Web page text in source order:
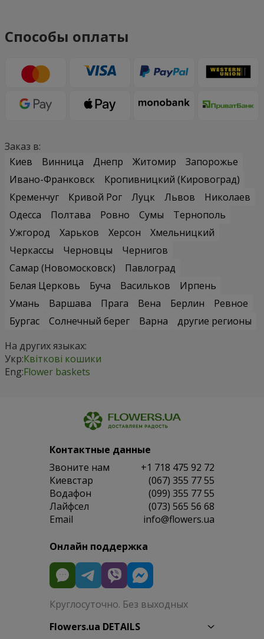
Способы оплаты
Заказ в:
Киев
Винница Днепр Житомир
Запорожье
Ивано-Франковск
Кропивницкий (Кировоград)
Кременчуг
Кривой Рог Луцк Львов
Николаев
Одесса
Полтава Ровно Сумы
Тернополь
Ужгород
Харьков Херсон
Хмельницкий
Черкассы
Черновцы
Чернигов
Самар (Новомосковск)
Павлоград
Белая Церковь
Буча Васильков
Ирпень
Умань
Варшава Прага Вена Берлин
Ревное
Бургас
Солнечный берег Варна
другие регионы
На других языках:
Укр:Квіткові кошики
Eng:Flower baskets
Контактные данные
Звоните нам
+1 718 475 92 72
Киевстар
(067) 355 77 55
Водафон
(099) 355 77 55
Лайфсел
(073) 565 56 68
Email
info@flowers.ua
Онлайн поддержка
Круглосуточно. Без выходных
Flowers.ua DETAILS